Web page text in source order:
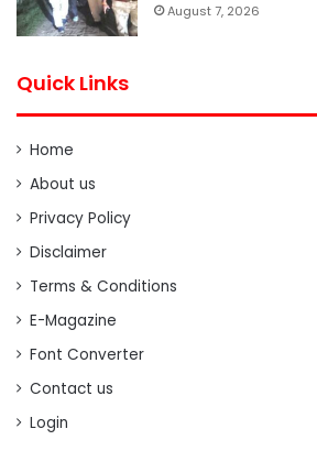
August 7, 2026
Quick Links
Home
About us
Privacy Policy
Disclaimer
Terms & Conditions
E-Magazine
Font Converter
Contact us
Login